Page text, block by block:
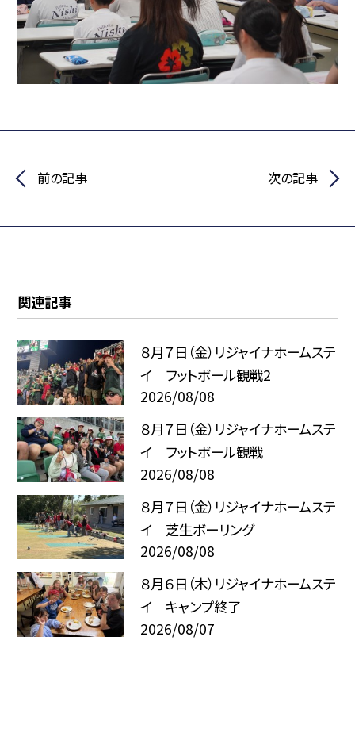
前の記事 次の記事
関連記事
８月７日（金）リジャイナホームステ
イ フットボール観戦2
2026/08/08
８月７日（金）リジャイナホームステ
イ フットボール観戦
2026/08/08
８月７日（金）リジャイナホームステ
イ 芝生ボーリング
2026/08/08
８月６日（木）リジャイナホームステ
イ キャンプ終了
2026/08/07